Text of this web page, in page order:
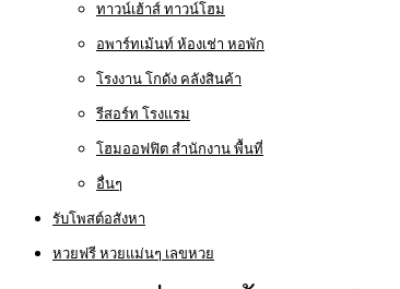
ทาวน์เฮ้าส์ ทาวน์โฮม
อพาร์ทเม้นท์ ห้องเช่า หอพัก
โรงงาน โกดัง คลังสินค้า
รีสอร์ท โรงแรม
โฮมออฟฟิต สำนักงาน พื้นที่
อื่นๆ
รับโพสต์อสังหา
หวยฟรี หวยแม่นๆ เลขหวย